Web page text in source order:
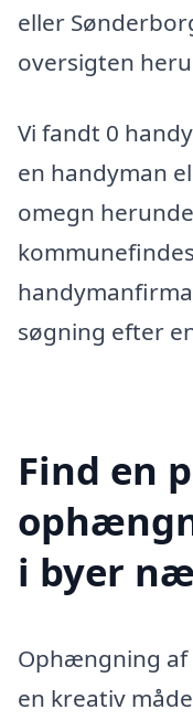
eller
oversigten
Vi fandt 0
en handyman
omegn
søgning efter
Find en
i byer
Ophængning af
en kreativ